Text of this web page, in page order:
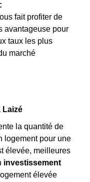
fait profiter de
avantageuse pour
taux les plus
marché
Laizé
la quantité de
logement pour une
élevée, meilleures
investissement
élevée